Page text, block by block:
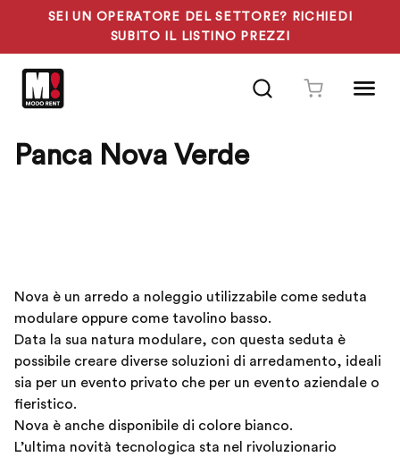
SEI UN OPERATORE DEL SETTORE? RICHIEDI
SUBITO IL LISTINO PREZZI
contenuto
Panca Nova Verde
Nova è un arredo a noleggio utilizzabile come seduta
modulare oppure come tavolino basso.
Data la sua natura modulare, con questa seduta è
possibile creare diverse soluzioni di arredamento, ideali
sia per un evento privato che per un evento aziendale o
fieristico.
Nova è anche disponibile di colore bianco.
L’ultima novità tecnologica sta nel rivoluzionario